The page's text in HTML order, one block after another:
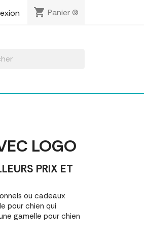
shopping_cart Panier(0)
LOGO
PRIX ET
ou cadeaux
pour chien qui
gamelle pour chien